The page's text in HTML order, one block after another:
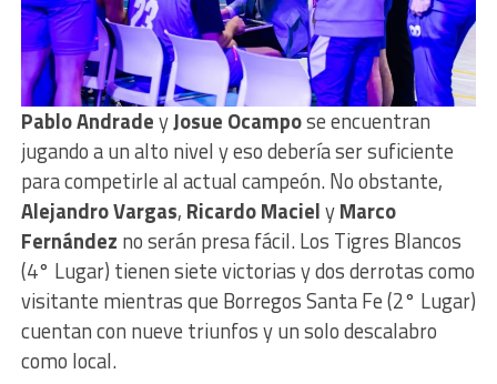
Pablo AndradeyJosue Ocampose encuentran
jugando a un alto nivel y eso debería ser suficiente
para competirle al actual campeón. No obstante,
Alejandro Vargas, Ricardo MacielyMarco
Fernández no serán presa fácil. Los Tigres Blancos
(4° Lugar) tienen siete victorias y dos derrotas como
visitante mientras que Borregos Santa Fe (2° Lugar)
cuentan con nueve triunfos y un solo descalabro
como local.